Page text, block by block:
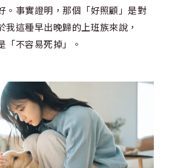
。事實證明，那個「好照顧」是對
我這種早出晚歸的上班族來說，
「不容易死掉」。